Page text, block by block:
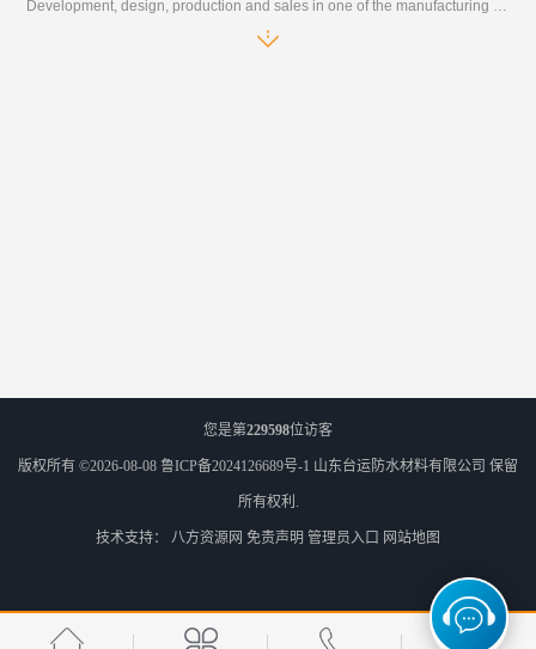
Development, design, production and sales in one of the manufacturing enterprises
您是第229598位访客
版权所有 ©2026-08-08 鲁ICP备2024126689号-1 山东台运防水材料有限公司 保留
所有权利.
技术支持： 八方资源网 免责声明 管理员入口 网站地图